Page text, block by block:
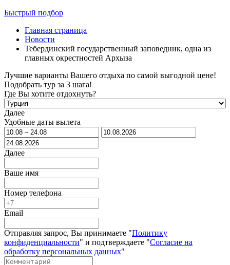
Быстрый подбор
Главная страница
Новости
Тебердинский государственный заповедник, одна из
главных окрестностей Архыза
Лучшие варианты Вашего отдыха по самой выгодной цене!
Подобрать тур за 3 шага!
Где Вы хотите отдохнуть?
Далее
Удобные даты вылета
Далее
Ваше имя
Номер телефона
Email
Отправляя запрос, Вы принимаете "Политику
конфиденциальности" и подтверждаете "Согласие на
обработку персональных данных"